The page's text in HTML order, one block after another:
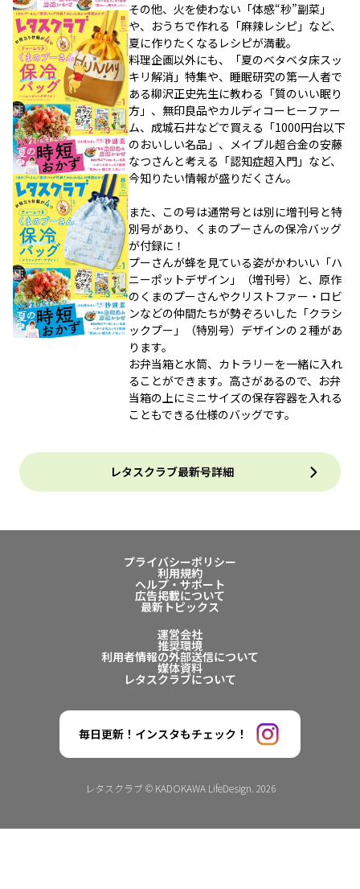
その他、火を使わない「体感“秒”副菜」
や、おうちで作れる「麻辣レシピ」など、
夏に作りたくなるレシピが満載。
料理企画以外にも、「夏のベタベタ床スッ
キリ解消」特集や、睡眠研究の第一人者で
ある柳沢正史先生に教わる「質のいい眠り
方」、無印良品やカルディコーヒーファー
ム、成城石井などで買える「1000円台以下
のおいしい名品」、メイプル超合金の安藤
なつさんと考える「認知症超入門」など、
今知りたい情報が盛りだくさん。
また、この号は通常号とは別に増刊号と特
別号があり、くまのプーさんの保冷バッグ
が付録に！
プーさんが蜂を見ている姿がかわいい「ハ
ニーポットデザイン」（増刊号）と、原作
のくまのプーさんやクリストファー・ロビ
ンなどの仲間たちが勢ぞろいした「クラシ
ックプー」（特別号）デザインの２種があ
ります。
お弁当箱と水筒、カトラリーを一緒に入れ
ることができます。高さがあるので、お弁
当箱の上にミニサイズの保存容器を入れる
こともできる仕様のバッグです。
レタスクラブ最新号詳細
プライバシーポリシー
利用規約
ヘルプ・サポート
広告掲載について
最新トピックス
運営会社
推奨環境
利用者情報の外部送信について
媒体資料
レタスクラブについて
毎日更新！インスタもチェック！
レタスクラブ © KADOKAWA LifeDesign. 2026